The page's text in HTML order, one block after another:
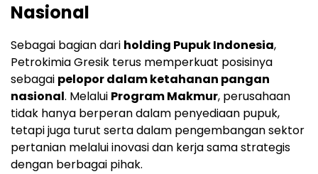
Nasional
Sebagai bagian dari holding Pupuk Indonesia,
Petrokimia Gresik terus memperkuat posisinya
sebagai pelopor dalam ketahanan pangan
nasional. Melalui Program Makmur, perusahaan
tidak hanya berperan dalam penyediaan pupuk,
tetapi juga turut serta dalam pengembangan sektor
pertanian melalui inovasi dan kerja sama strategis
dengan berbagai pihak.